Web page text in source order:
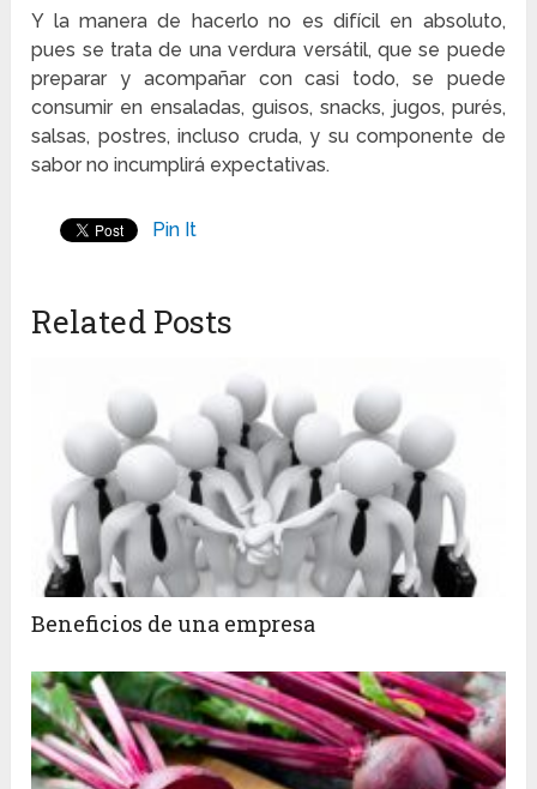
Y la manera de hacerlo no es difícil en absoluto,
pues se trata de una verdura versátil, que se puede
preparar y acompañar con casi todo, se puede
consumir en ensaladas, guisos, snacks, jugos, purés,
salsas, postres, incluso cruda, y su componente de
sabor no incumplirá expectativas.
Pin It
Related Posts
Beneficios de una empresa